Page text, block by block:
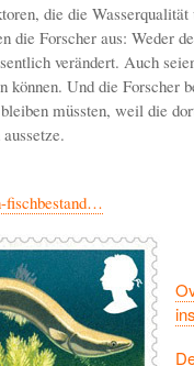
die die Wasserqualität
die Forscher aus: Weder
verändert. Auch
Und die Forscher
müssten, weil die
fischbestand…